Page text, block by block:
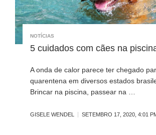
NOTÍCIAS
5 cuidados com cães na
A onda de calor parece ter chegado
quarentena em diversos estados
Brincar na piscina, passear na …
GISELE WENDEL SETEMBRO 17, 2020, 4:01